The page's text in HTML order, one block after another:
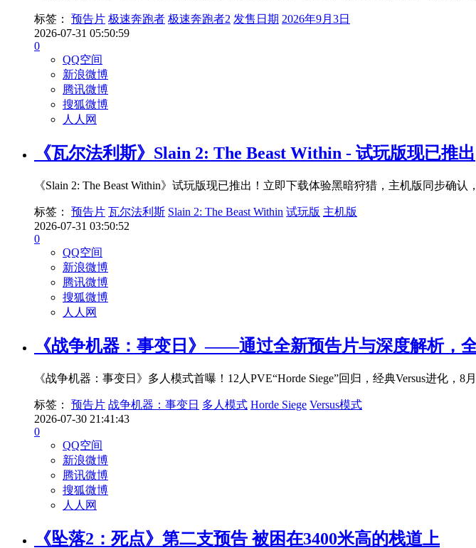
标签： 预告片 极速奔跑者 极速奔跑者2 发售日期 2026年9月3日
2026-07-31 05:50:59
0
QQ空间
新浪微博
腾讯微博
搜狐微博
人人网
《瓦尔法利斯》Slain 2: The Beast Within - 试玩版现已推出
《Slain 2: The Beast Within》试玩版现已推出！立即下载体验黑暗狩猎，主机版同步确
标签： 预告片 瓦尔法利斯 Slain 2: The Beast Within 试玩版 主机版
2026-07-31 03:50:52
0
QQ空间
新浪微博
腾讯微博
搜狐微博
人人网
《战争机器：事变日》——通过全新预告片与深度解析，
《战争机器：事变日》多人模式首曝！12人PVE“Horde Siege”回归，经典Versus进化，
标签： 预告片 战争机器：事变日 多人模式 Horde Siege Versus模式
2026-07-30 21:41:43
0
QQ空间
新浪微博
腾讯微博
搜狐微博
人人网
《坠落2：死点》第二支预告 被困在3400米高的栈道上